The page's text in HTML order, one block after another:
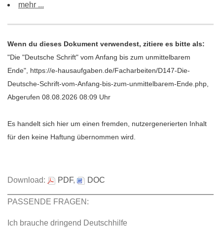
mehr ...
Wenn du dieses Dokument verwendest, zitiere es bitte als:
"Die "Deutsche Schrift" vom Anfang bis zum unmittelbarem
Ende", https://e-hausaufgaben.de/Facharbeiten/D147-Die-
Deutsche-Schrift-vom-Anfang-bis-zum-unmittelbarem-Ende.php,
Abgerufen 08.08.2026 08:09 Uhr
Es handelt sich hier um einen fremden, nutzergenerierten Inhalt
für den keine Haftung übernommen wird.
Download: PDF, DOC
PASSENDE FRAGEN:
Ich brauche dringend Deutschhilfe